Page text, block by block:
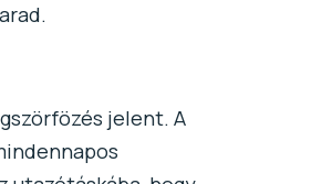
jelent. A